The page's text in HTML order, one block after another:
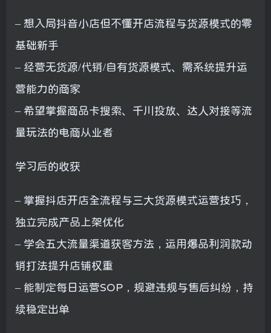
– 想入局抖音小店但不懂开店流程与货源模式的零
基础新手
– 经营无货源/代销/自有货源模式、需系统提升运
营能力的商家
– 希望掌握商品卡搜索、千川投放、达人对接等流
量玩法的电商从业者
学习后的收获
– 掌握抖店开店全流程与三大货源模式运营技巧，
独立完成产品上架优化
– 学会五大流量渠道获客方法，运用爆品利润款动
销打法提升店铺权重
– 能制定每日运营SOP，规避违规与售后纠纷，持
续稳定出单